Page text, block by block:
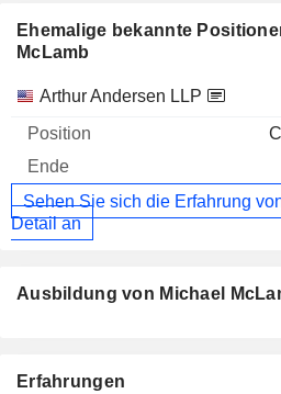
Ehemalige bekannte
McLamb
Unternehmen Position Ende
Arthur Andersen LLP
Sehen Sie sich die Erfahrung
Detail an
Ausbildung von Michael
Erfahrungen